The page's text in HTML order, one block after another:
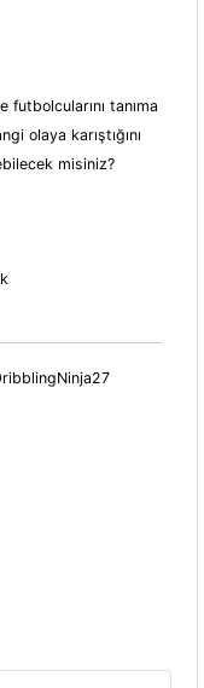
tanıma
olaya karıştığını
misiniz?